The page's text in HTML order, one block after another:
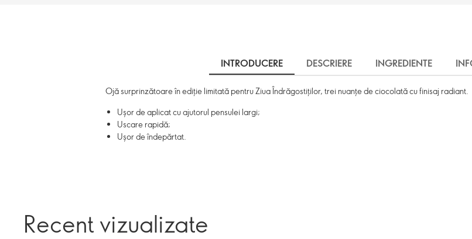
INTRODUCERE DESCRIERE INGREDIENTE
Ojă surprinzătoare în ediție limitată pentru Ziua Îndrăgostiților, trei nuanțe de ciocolată cu finisaj radiant.
Ușor de aplicat cu ajutorul pensulei largi;
Uscare rapidă;
Ușor de îndepărtat.
Recent vizualizate